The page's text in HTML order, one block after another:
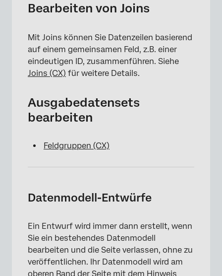
Bearbeiten von Joins
Mit Joins können Sie Datenzeilen basierend
auf einem gemeinsamen Feld, z.B. einer
eindeutigen ID, zusammenführen. Siehe
Joins (CX) für weitere Details.
Ausgabedatensets
bearbeiten
Feldgruppen (CX)
Datenmodell-Entwürfe
Ein Entwurf wird immer dann erstellt, wenn
Sie ein bestehendes Datenmodell
bearbeiten und die Seite verlassen, ohne zu
veröffentlichen. Ihr Datenmodell wird am
oberen Rand der Seite mit dem Hinweis